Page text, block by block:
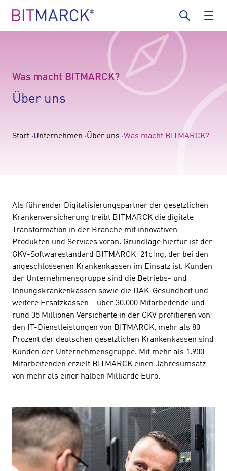
Was macht BITMARCK?
Über uns
Start Unternehmen Über uns Was macht BITMARCK?
Als führender Digitalisierungspartner der gesetzlichen
Krankenversicherung treibt BITMARCK die digitale
Transformation in der Branche mit innovativen
Produkten und Services voran. Grundlage hierfür ist der
GKV-Softwarestandard BITMARCK_21c|ng, der bei den
angeschlossenen Krankenkassen im Einsatz ist. Kunden
der Unternehmensgruppe sind die Betriebs- und
Innungskrankenkassen sowie die DAK-Gesundheit und
weitere Ersatzkassen – über 30.000 Mitarbeitende und
rund 35 Millionen Versicherte in der GKV profitieren von
den IT-Dienstleistungen von BITMARCK, mehr als 80
Prozent der deutschen gesetzlichen Krankenkassen sind
Kunden der Unternehmensgruppe. Mit mehr als 1.900
Mitarbeitenden erzielt BITMARCK einen Jahresumsatz
von mehr als einer halben Milliarde Euro.